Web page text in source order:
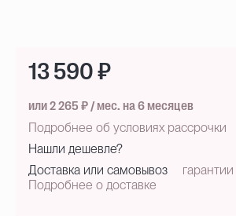
13 590 ₽
или 2 265 ₽ / мес. на 6 месяцев
Подробнее об условиях рассрочки
Нашли дешевле?
Доставка или самовывоз
Подробнее о доставке
гарантии